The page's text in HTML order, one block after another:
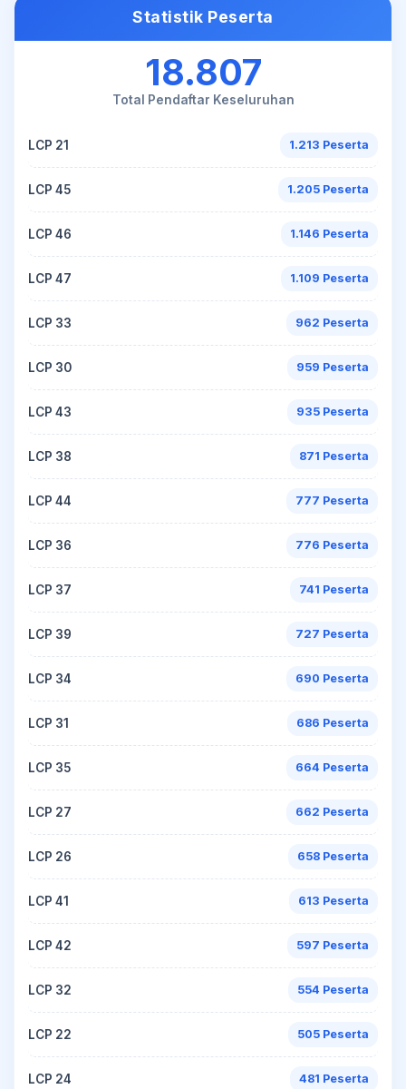
Statistik Peserta
18.807
Total Pendaftar Keseluruhan
LCP 21 1.213 Peserta
LCP 45 1.205 Peserta
LCP 46 1.146 Peserta
LCP 47 1.109 Peserta
LCP 33 962 Peserta
LCP 30 959 Peserta
LCP 43 935 Peserta
LCP 38 871 Peserta
LCP 44 777 Peserta
LCP 36 776 Peserta
LCP 37 741 Peserta
LCP 39 727 Peserta
LCP 34 690 Peserta
LCP 31 686 Peserta
LCP 35 664 Peserta
LCP 27 662 Peserta
LCP 26 658 Peserta
LCP 41 613 Peserta
LCP 42 597 Peserta
LCP 32 554 Peserta
LCP 22 505 Peserta
LCP 24 481 Peserta